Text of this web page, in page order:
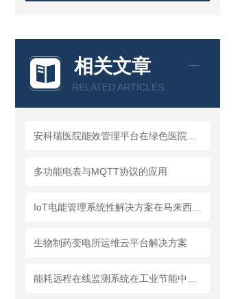
相关文章
RELATED ARTICLES
多功能电表与MQTT协议的应用
生物制药变电所运维云平台解决方案